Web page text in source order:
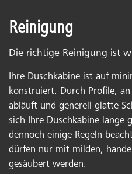
Reinigung
Die richtige Reinigung ist
Ihre Duschkabine ist auf
konstruiert. Durch Profile, an
abläuft und generell glatte
sich Ihre Duschkabine lange
dennoch einige Regeln
dürfen nur mit milden,
gesäubert werden.